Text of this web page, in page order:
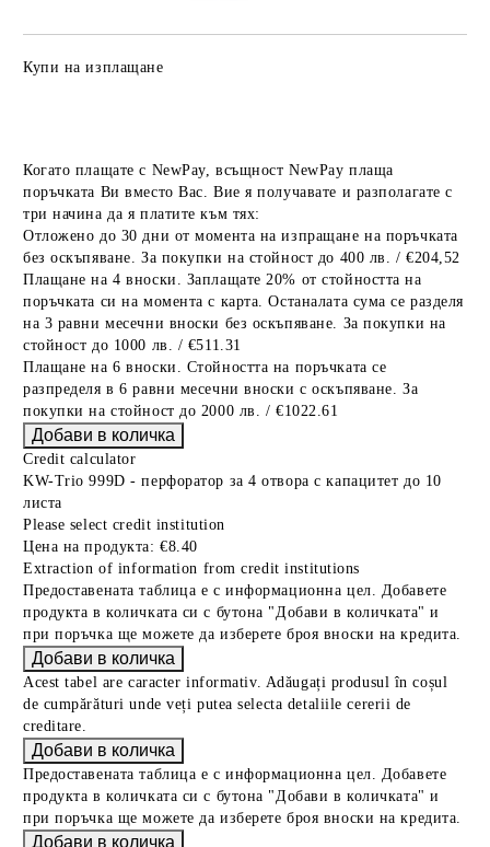
Купи на изплащане
Когато плащате с NewPay, всъщност NewPay плаща
поръчката Ви вместо Вас. Вие я получавате и разполагате с
три начина да я платите към тях:
Отложено до 30 дни от момента на изпращане на поръчката
без оскъпяване. За покупки на стойност до 400 лв. / €204,52
Плащане на 4 вноски. Заплащате 20% от стойността на
поръчката си на момента с карта. Останалата сума се разделя
на 3 равни месечни вноски без оскъпяване. За покупки на
стойност до 1000 лв. / €511.31
Плащане на 6 вноски. Стойността на поръчката се
разпределя в 6 равни месечни вноски с оскъпяване. За
покупки на стойност до 2000 лв. / €1022.61
Credit calculator
KW-Trio 999D - перфоратор за 4 отвора с капацитет до 10
листа
Please select credit institution
Цена на продукта: €8.40
Extraction of information from credit institutions
Предоставената таблица е с информационна цел. Добавете
продукта в количката си с бутона "Добави в количката" и
при поръчка ще можете да изберете броя вноски на кредита.
Acest tabel are caracter informativ. Adăugați produsul în coșul
de cumpărături unde veți putea selecta detaliile cererii de
creditare.
Предоставената таблица е с информационна цел. Добавете
продукта в количката си с бутона "Добави в количката" и
при поръчка ще можете да изберете броя вноски на кредита.